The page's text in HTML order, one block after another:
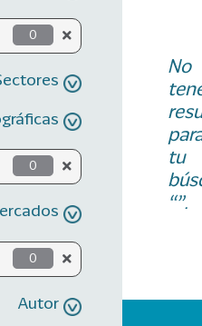
0
0
0
Autor
No
tu
“”.